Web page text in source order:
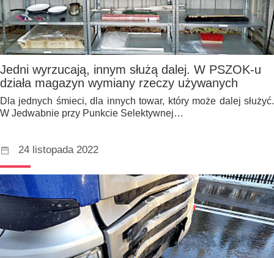
Jedni wyrzucają, innym służą dalej. W PSZOK-u
działa magazyn wymiany rzeczy używanych
Dla jednych śmieci, dla innych towar, który może dalej służyć.
W Jedwabnie przy Punkcie Selektywnej…
24 listopada 2022